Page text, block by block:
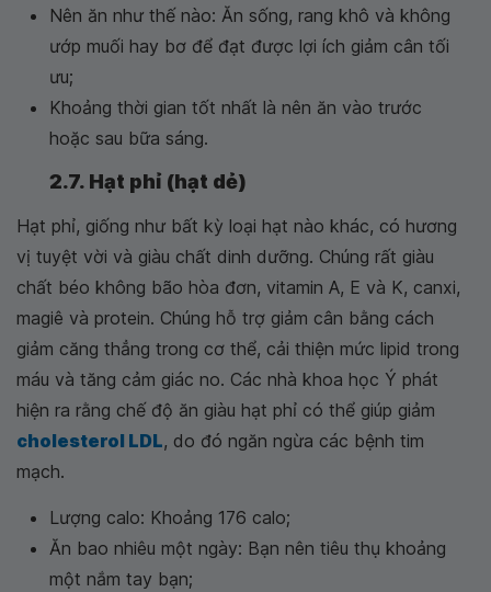
Nên ăn như thế nào: Ăn sống, rang khô và không
ướp muối hay bơ để đạt được lợi ích giảm cân tối
ưu;
Khoảng thời gian tốt nhất là nên ăn vào trước
hoặc sau bữa sáng.
2.7. Hạt phỉ (hạt dẻ)
Hạt phỉ, giống như bất kỳ loại hạt nào khác, có hương
vị tuyệt vời và giàu chất dinh dưỡng. Chúng rất giàu
chất béo không bão hòa đơn, vitamin A, E và K, canxi,
magiê và protein. Chúng hỗ trợ giảm cân bằng cách
giảm căng thẳng trong cơ thể, cải thiện mức lipid trong
máu và tăng cảm giác no. Các nhà khoa học Ý phát
hiện ra rằng chế độ ăn giàu hạt phỉ có thể giúp giảm
cholesterol LDL, do đó ngăn ngừa các bệnh tim
mạch.
Lượng calo: Khoảng 176 calo;
Ăn bao nhiêu một ngày: Bạn nên tiêu thụ khoảng
một nắm tay bạn;